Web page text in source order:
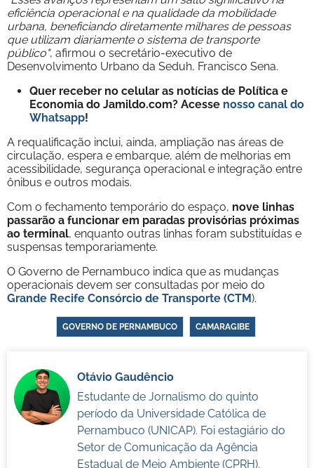
eficiência operacional e na qualidade da mobilidade
urbana, beneficiando diretamente milhares de pessoas
que utilizam diariamente o sistema de transporte
público", afirmou o secretário-executivo de
Desenvolvimento Urbano da Seduh, Francisco Sena.
Quer receber no celular as notícias de Política e
Economia do Jamildo.com? Acesse nosso canal do
Whatsapp!
A requalificação inclui, ainda, ampliação nas áreas de
circulação, espera e embarque, além de melhorias em
acessibilidade, segurança operacional e integração entre
ônibus e outros modais.
Com o fechamento temporário do espaço, nove linhas
passarão a funcionar em paradas provisórias próximas
ao terminal, enquanto outras linhas foram substituídas e
suspensas temporariamente.
O Governo de Pernambuco indica que as mudanças
operacionais devem ser consultadas por meio do
Grande Recife Consórcio de Transporte (CTM).
GOVERNO DE PERNAMBUCO CAMARAGIBE
Otávio Gaudêncio
Estudante de Jornalismo do quinto
período da Universidade Católica de
Pernambuco (UNICAP). Foi estagiário do
Setor de Comunicação da Agência
Estadual de Meio Ambiente (CPRH).